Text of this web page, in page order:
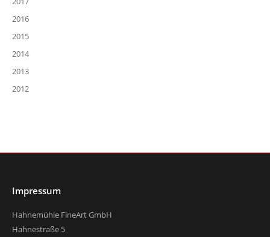
2016
2015
2014
2013
2012
Impressum
Hahnemühle FineArt GmbH
Hahnestraße 5